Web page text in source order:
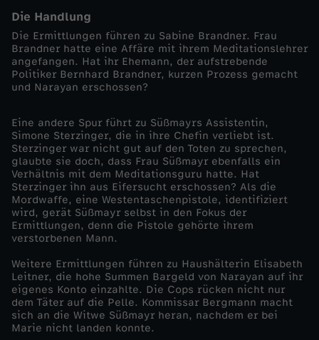
C
o
p
s
-
Z
u
T
o
d
Die Handlung
Die Ermittlungen führen zu Sabine Brandner. Frau
Brandner hatte eine Affäre mit ihrem Meditationslehrer
angefangen. Hat ihr Ehemann, der aufstrebende
Politiker Bernhard Brandner, kurzen Prozess gemacht
und Narayan erschossen?
Eine andere Spur führt zu Süßmayrs Assistentin,
Simone Sterzinger, die in ihre Chefin verliebt ist.
Sterzinger war nicht gut auf den Toten zu sprechen,
glaubte sie doch, dass Frau Süßmayr ebenfalls ein
Verhältnis mit dem Meditationsguru hatte. Hat
Sterzinger ihn aus Eifersucht erschossen? Als die
Mordwaffe, eine Westentaschenpistole, identifiziert
wird, gerät Süßmayr selbst in den Fokus der
Ermittlungen, denn die Pistole gehörte ihrem
verstorbenen Mann.
Weitere Ermittlungen führen zu Haushälterin Elisabeth
Leitner, die hohe Summen Bargeld von Narayan auf ihr
eigenes Konto einzahlte. Die Cops rücken nicht nur
dem Täter auf die Pelle. Kommissar Bergmann macht
sich an die Witwe Süßmayr heran, nachdem er bei
Marie nicht landen konnte.